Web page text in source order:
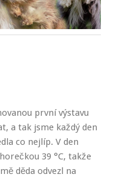
první výstavu
a tak jsme každý den
co nejlíp. V den
39 °C, takže
děda odvezl na